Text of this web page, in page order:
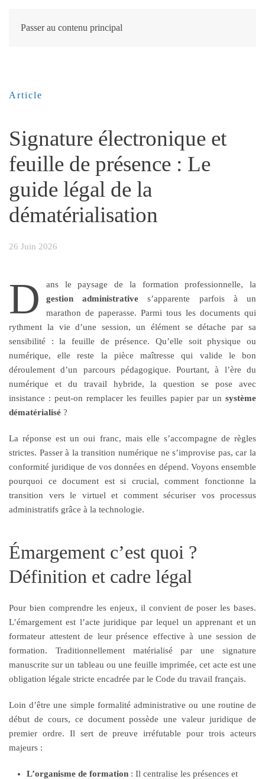
Passer au contenu principal
Article
Signature électronique et
feuille de présence : Le
guide légal de la
dématérialisation
26 Juin 2026
D
ans le paysage de la formation professionnelle, la
gestion administrative s’apparente parfois à un
marathon de paperasse. Parmi tous les documents qui
rythment la vie d’une session, un élément se détache par sa
sensibilité : la feuille de présence. Qu’elle soit physique ou
numérique, elle reste la pièce maîtresse qui valide le bon
déroulement d’un parcours pédagogique. Pourtant, à l’ère du
numérique et du travail hybride, la question se pose avec
insistance : peut-on remplacer les feuilles papier par un système
dématérialisé ?
La réponse est un oui franc, mais elle s’accompagne de règles
strictes. Passer à la transition numérique ne s’improvise pas, car la
conformité juridique de vos données en dépend. Voyons ensemble
pourquoi ce document est si crucial, comment fonctionne la
transition vers le virtuel et comment sécuriser vos processus
administratifs grâce à la technologie.
Émargement c’est quoi ?
Définition et cadre légal
Pour bien comprendre les enjeux, il convient de poser les bases.
L’émargement est l’acte juridique par lequel un apprenant et un
formateur attestent de leur présence effective à une session de
formation. Traditionnellement matérialisé par une signature
manuscrite sur un tableau ou une feuille imprimée, cet acte est une
obligation légale stricte encadrée par le Code du travail français.
Loin d’être une simple formalité administrative ou une routine de
début de cours, ce document possède une valeur juridique de
premier ordre. Il sert de preuve irréfutable pour trois acteurs
majeurs :
L’organisme de formation : Il centralise les présences et